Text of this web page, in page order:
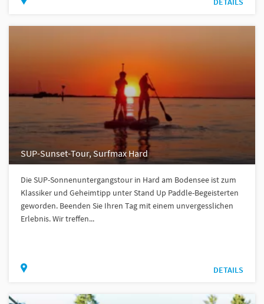
SUP-Sunset-Tour, Surfmax Hard
Die SUP-Sonnenuntergangstour in Hard am Bodensee ist zum
Klassiker und Geheimtipp unter Stand Up Paddle-Begeisterten
geworden. Beenden Sie Ihren Tag mit einem unvergesslichen
Erlebnis. Wir treffen...
DETAILS